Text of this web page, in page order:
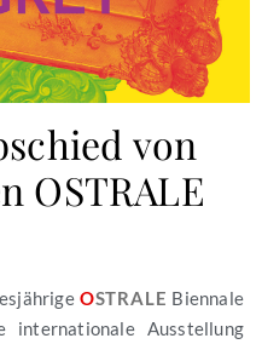
von
OSTRALE
OSTRALE Biennale
Ausstellung